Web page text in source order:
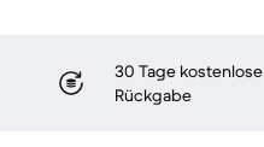
30 Tage kostenlose
Rückgabe